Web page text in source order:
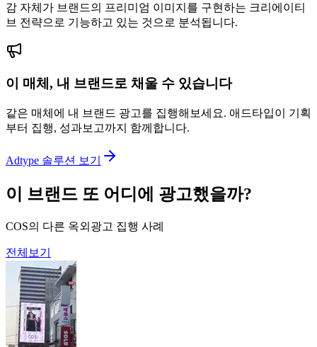
감 자체가 브랜드의 프리미엄 이미지를 구현하는 크리에이티
브 전략으로 기능하고 있는 것으로 분석됩니다.
이 매체, 내 브랜드로 채울 수 있습니다
같은 매체에 내 브랜드 광고를 집행해보세요. 애드타입이 기획
부터 집행, 성과보고까지 함께합니다.
Adtype 솔루션 보기
이 브랜드 또 어디에 광고했을까?
COS의 다른 옥외광고 집행 사례
전체보기